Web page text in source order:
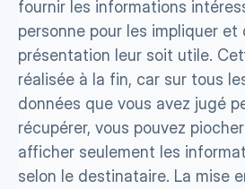
fournir les informations
personne pour les impliquer et
présentation leur soit utile.
réalisée à la fin, car sur tous
données que vous avez jugé
récupérer, vous pouvez
afficher seulement les
selon le destinataire. La mise